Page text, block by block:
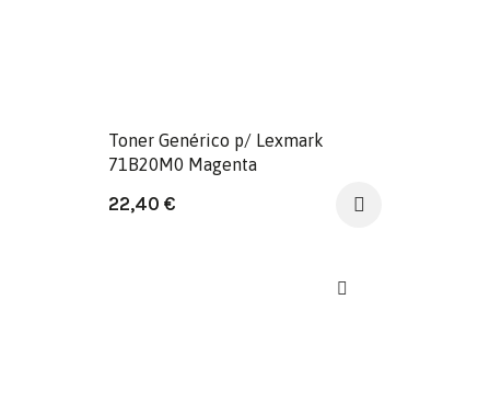
Toner Genérico p/ Lexmark
71B20M0 Magenta
22,40 €